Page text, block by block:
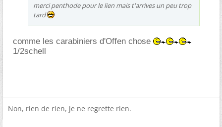
merci penthode pour le lien mais t'arrives un peu trop
tard
comme les carabiniers d'Offen chose
1/2schell
Non, rien de rien, je ne regrette rien.